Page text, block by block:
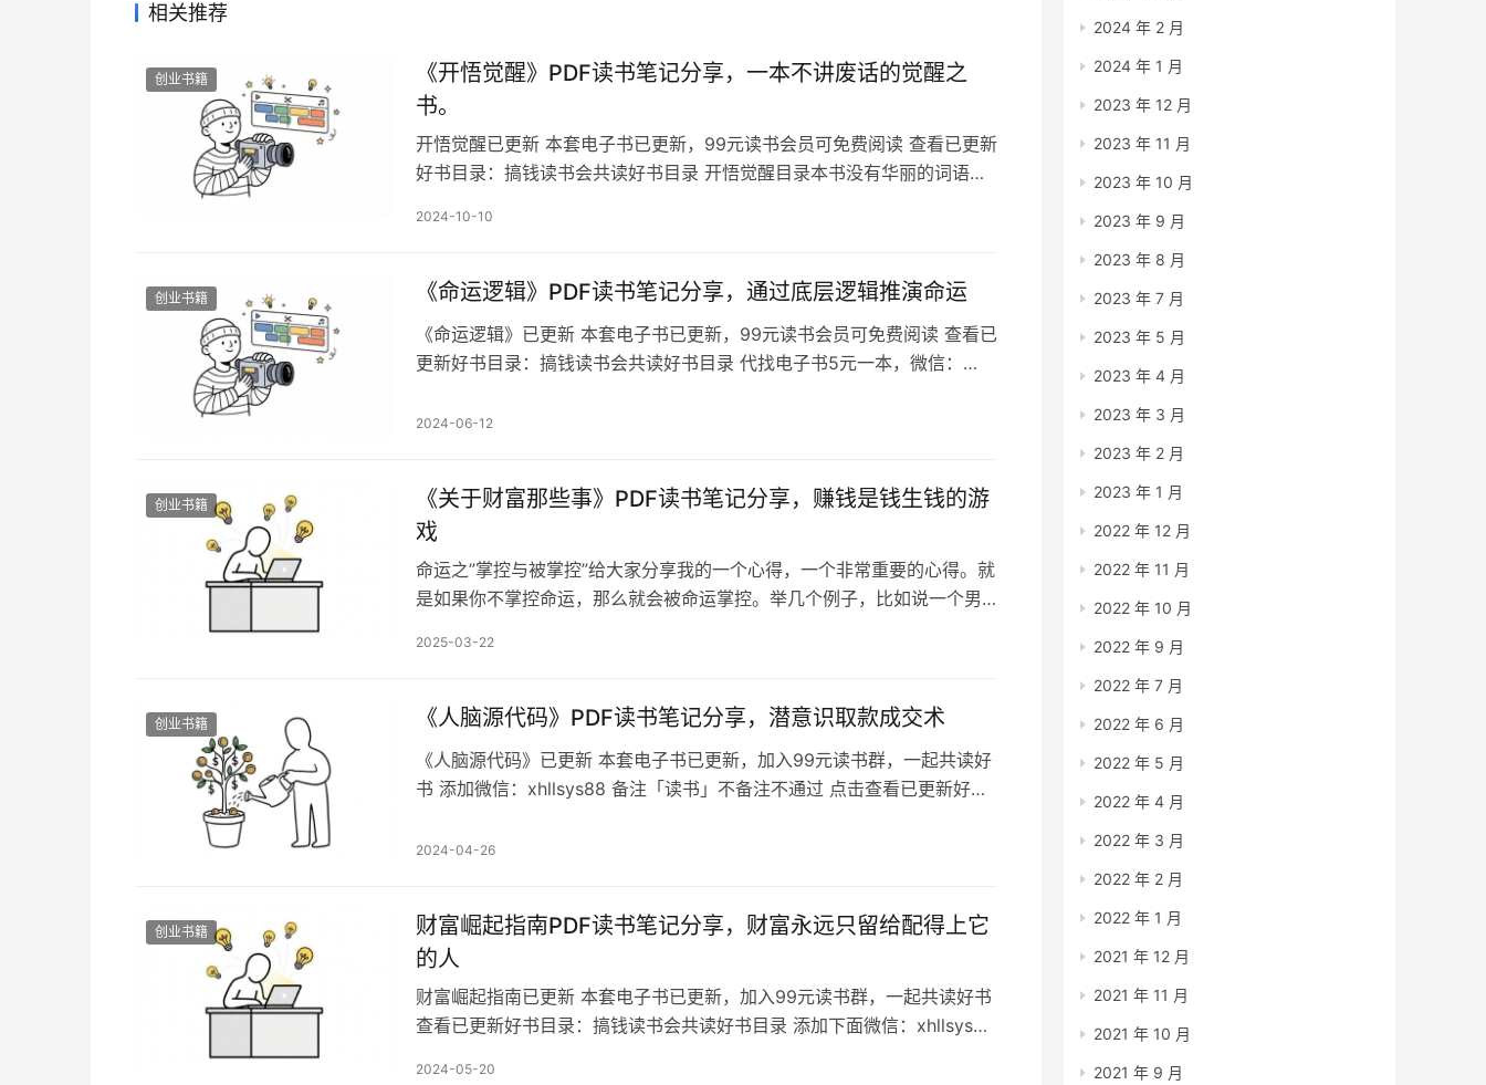
相关推荐
创业书籍
《开悟觉醒》PDF读书笔记分享，一本不讲废话的觉醒之
书。
开悟觉醒已更新 本套电子书已更新，99元读书会员可免费阅读 查看已更新
好书目录：搞钱读书会共读好书目录 开悟觉醒目录本书没有华丽的词语，
2024-10-10
创业书籍 《命运逻辑》PDF读书笔记分享，通过底层逻辑推演命运
《命运逻辑》已更新 本套电子书已更新，99元读书会员可免费阅读 查看已
更新好书目录：搞钱读书会共读好书目录 代找电子书5元一本，微信：
命运，就是用实物运行规律去推演实物发展走向，这也可以推理一个人命
2024-06-12
创业书籍
《关于财富那些事》PDF读书笔记分享，赚钱是钱生钱的游
戏
命运之”掌控与被掌控”给大家分享我的一个心得，一个非常重要的心得。就
是如果你不掌控命运，那么就会被命运掌控。举几个例子，比如说一个男
没有办法挽回…
2025-03-22
创业书籍 ​《人脑源代码》PDF读书笔记分享，潜意识取款成交术
​《人脑源代码》已更新 本套电子书已更新，加入99元读书群，一起共读好
书 添加微信：xhllsys88 备注「读书」不备注不通过 点击查看已更新好书
码赚取高额利润，腾飞事业宏图！ 掌握人脑源代码大三算法，等于拥有财
2024-04-26
创业书籍
财富崛起指南PDF读书笔记分享，财富永远只留给配得上它
的人
财富崛起指南已更新 本套电子书已更新，加入99元读书群，一起共读好书
查看已更新好书目录：搞钱读书会共读好书目录 添加下面微信：xhllsys88
2024-05-20
2024 年 2 月
2024 年 1 月
2023 年 12 月
2023 年 11 月
2023 年 10 月
2023 年 9 月
2023 年 8 月
2023 年 7 月
2023 年 5 月
2023 年 4 月
2023 年 3 月
2023 年 2 月
2023 年 1 月
2022 年 12 月
2022 年 11 月
2022 年 10 月
2022 年 9 月
2022 年 7 月
2022 年 6 月
2022 年 5 月
2022 年 4 月
2022 年 3 月
2022 年 2 月
2022 年 1 月
2021 年 12 月
2021 年 11 月
2021 年 10 月
2021 年 9 月